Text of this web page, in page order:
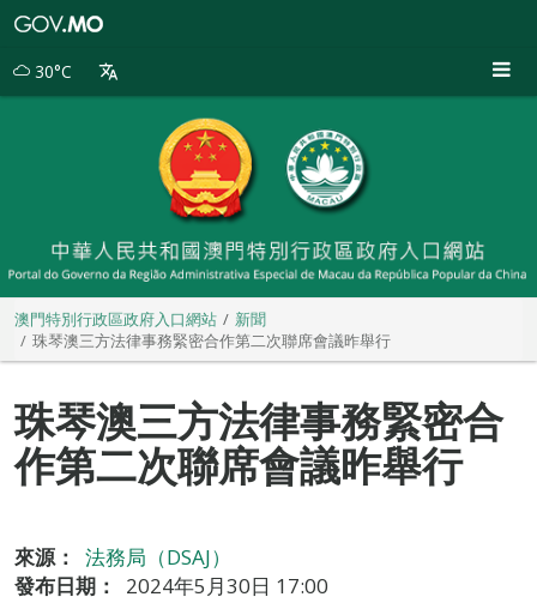
別
30°C
澳門特別行政區政府入口網站
新聞
珠琴澳三方法律事務緊密合作第二次聯席會議昨舉行
珠琴澳三方法律事務緊密合
作第二次聯席會議昨舉行
來源：
法務局（DSAJ）
發布日期：
2024年5月30日 17:00